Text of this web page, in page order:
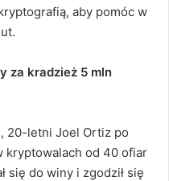
aby pomóc w
za kradzież 5 mln
20-letni Joel Ortiz po
kryptowalach od 40 ofiar
się do winy i zgodził się